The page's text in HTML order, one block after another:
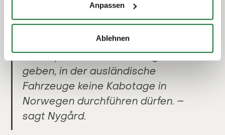
Anpassen
Ablehnen
Aufträge innerhalb von sieben
Tagen ausgeführt werden, aber
nach dem letzten Auftrag wird es
eine 'Sperrfrist’ von vier Tagen
geben, in der ausländische
Fahrzeuge keine Kabotage in
Norwegen durchführen dürfen. –
sagt Nygård.